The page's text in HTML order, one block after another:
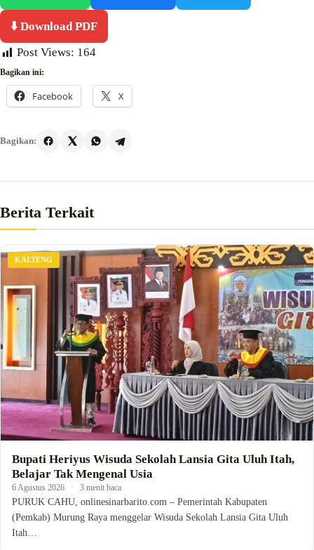
⬇️ Download PDF
Post Views: 164
Bagikan ini:
Facebook X
Bagikan:
Berita Terkait
KALTENG
Bupati Heriyus Wisuda Sekolah Lansia Gita Uluh Itah,
Belajar Tak Mengenal Usia
6 Agustus 2026 · 3 menit baca
PURUK CAHU, onlinesinarbarito.com – Pemerintah Kabupaten
(Pemkab) Murung Raya menggelar Wisuda Sekolah Lansia Gita Uluh
Itah…